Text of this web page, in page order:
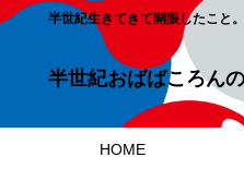
半世紀生きてきて開眼したこと
半世紀おばばころん
HOME